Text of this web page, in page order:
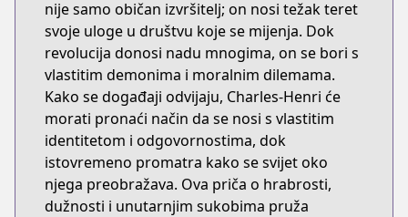
nije samo običan izvršitelj; on nosi težak teret
svoje uloge u društvu koje se mijenja. Dok
revolucija donosi nadu mnogima, on se bori s
vlastitim demonima i moralnim dilemama.
Kako se događaji odvijaju, Charles-Henri će
morati pronaći način da se nosi s vlastitim
identitetom i odgovornostima, dok
istovremeno promatra kako se svijet oko
njega preobražava. Ova priča o hrabrosti,
dužnosti i unutarnjim sukobima pruža